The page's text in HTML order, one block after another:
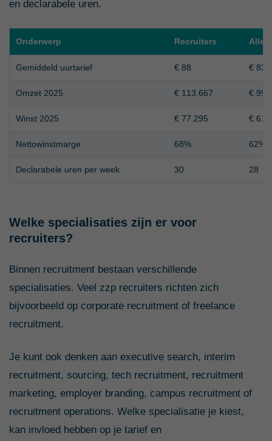
en declarabele uren.
Onderwerp Recruiters Alle
Gemiddeld uurtarief € 88 € 83
Omzet 2025 € 113.667 €
Winst 2025 € 77.295 €
Nettowinstmarge 68% 62%
Declarabele uren per week 30 28
Welke specialisaties zijn er voor
recruiters?
Binnen recruitment bestaan verschillende
specialisaties. Veel zzp recruiters richten zich
bijvoorbeeld op corporate recruitment of freelance
recruitment.
Je kunt ook denken aan executive search, interim
recruitment, sourcing, tech recruitment, recruitment
marketing, employer branding, campus recruitment of
recruitment operations. Welke specialisatie je kiest,
kan invloed hebben op je tarief en